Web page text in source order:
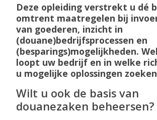
Over deze opleiding
Deze opleiding verstrekt u dé
omtrent maatregelen bij
van goederen, inzicht in
(douane)bedrijfsprocessen en
(besparings)mogelijkheden.
loopt uw bedrijf en in welke
u mogelijke oplossingen
Wilt u ook de basis van
douanezaken beheersen?